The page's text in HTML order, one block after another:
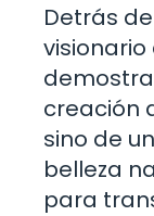
Detrás
visionario
creación
sino de
belleza
para